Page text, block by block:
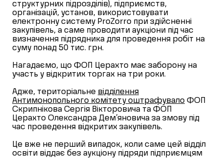
структурних підрозділів), підприємств,
організацій, установ, використовувати
електронну систему ProZorro при здійсненні
закупівель, а саме проводити аукціони під час
визначення підрядника для проведення робіт на
суму понад 50 тис. грн.
Нагадаємо, що ФОП Церахто має заборону на
участь у відкритих торгах на три роки.
Адже, територіальне відділення
Антимонопольного комітету оштрафувало ФОП
Скрипнікова Сергія Вікторовича та ФОП
Церахто Олександра Дем’яновича за змову під
час проведення відкритих закупівель.
Це вже не перший випадок, коли саме цей відділ
освіти віддає без аукціону підряди підприємцям